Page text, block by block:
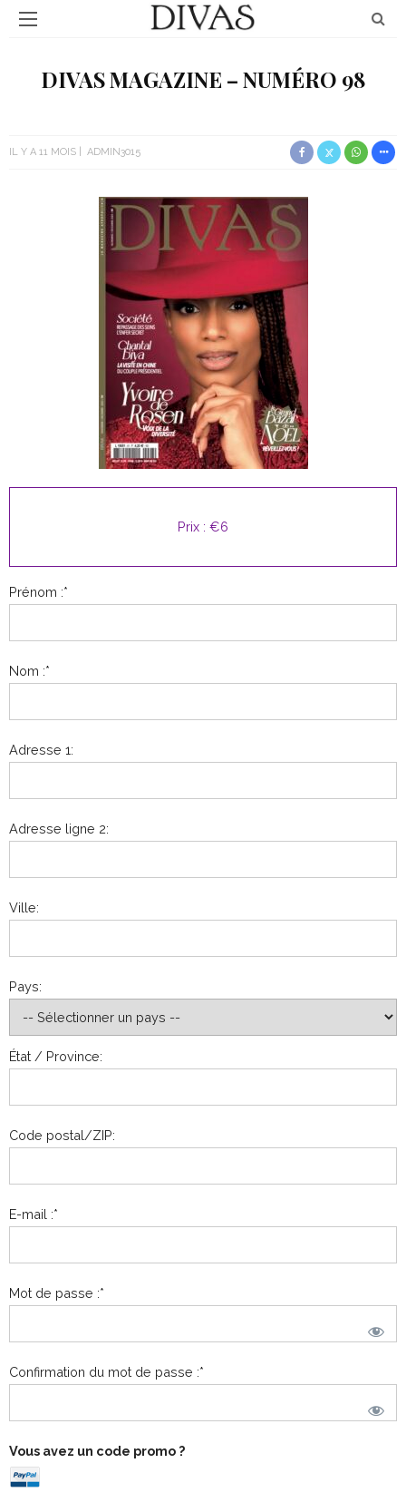
DIVAS MAGAZINE – NUMÉRO 98
IL Y A 11 MOIS ADMIN3015
Prix : €6
Prénom :*
Nom :*
Adresse 1:
Adresse ligne 2:
Ville:
Pays:
État / Province:
Code postal/ZIP:
E-mail :*
Mot de passe :*
Confirmation du mot de passe :*
Vous avez un code promo ?